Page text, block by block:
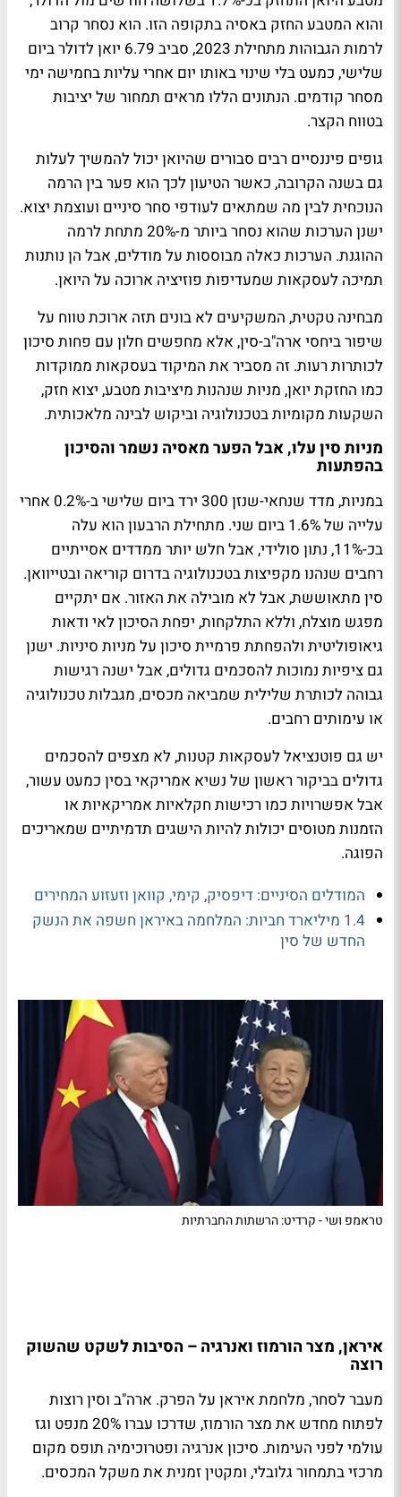
והוא המטבע החזק באסיה בתקופה הזו. הוא נסחר קרוב
לרמות הגבוהות מתחילת 2023, סביב 6.79 יואן לדולר ביום
שלישי, כמעט בלי שינוי באותו יום אחרי עליות בחמישה ימי
מסחר קודמים. הנתונים הללו מראים תמחור של יציבות
בטווח הקצר.
גופים פיננסיים רבים סבורים שהיואן יכול להמשיך לעלות
גם בשנה הקרובה, כאשר הטיעון לכך הוא פער בין הרמה
הנוכחית לבין מה שמתאים לעודפי סחר סיניים ועוצמת יצוא.
ישנן הערכות שהוא נסחר ביותר מ-20% מתחת לרמה
ההוגנת. הערכות כאלה מבוססות על מודלים, אבל הן נותנות
תמיכה לעסקאות שמעדיפות פוזיציה ארוכה על היואן.
מבחינה טקטית, המשקיעים לא בונים תזה ארוכת טווח על
שיפור ביחסי ארה"ב-סין, אלא מחפשים חלון עם פחות סיכון
לכותרות רעות. זה מסביר את המיקוד בעסקאות ממוקדות
כמו החזקת יואן, מניות שנהנות מיציבות מטבע, יצוא חזק,
השקעות מקומיות בטכנולוגיה וביקוש לבינה מלאכותית.
מניות סין עלו, אבל הפער מאסיה נשמר והסיכון
בהפתעות
במניות, מדד שנחאי-שנזן 300 ירד ביום שלישי ב-0.2% אחרי
עלייה של 1.6% ביום שני. מתחילת הרבעון הוא עלה
בכ-11%, נתון סולידי, אבל חלש יותר ממדדים אסייתיים
רחבים שנהנו מקפיצות בטכנולוגיה בדרום קוריאה ובטייוואן.
סין מתאוששת, אבל לא מובילה את האזור. אם יתקיים
מפגש מוצלח, וללא התלקחות, יפחת הסיכון לאי ודאות
גיאופוליטית ולהפחתת פרמיית סיכון על מניות סיניות. ישנן
גם ציפיות נמוכות להסכמים גדולים, אבל ישנה רגישות
גבוהה לכותרת שלילית שמביאה מכסים, מגבלות טכנולוגיה
או עימותים רחבים.
יש גם פוטנציאל לעסקאות קטנות, לא מצפים להסכמים
גדולים בביקור ראשון של נשיא אמריקאי בסין כמעט עשור,
אבל אפשרויות כמו רכישות חקלאיות אמריקאיות או
הזמנות מטוסים יכולות להיות הישגים תדמיתיים שמאריכים
הפוגה.
המודלים הסיניים: דיפסיק, קימי, קוואן וזעזוע המחירים
1.4 מיליארד חביות: המלחמה באיראן חשפה את הנשק
החדש של סין
טראמפ ושי - קרדיט: הרשתות החברתיות
איראן, מצר הורמוז ואנרגיה – הסיבות לשקט שהשוק
רוצה
מעבר לסחר, מלחמת איראן על הפרק. ארה"ב וסין רוצות
לפתוח מחדש את מצר הורמוז, שדרכו עברו 20% מנפט וגז
עולמי לפני העימות. סיכון אנרגיה ופטרוכימיה תופס מקום
מרכזי בתמחור גלובלי, ומקטין זמנית את משקל המכסים.